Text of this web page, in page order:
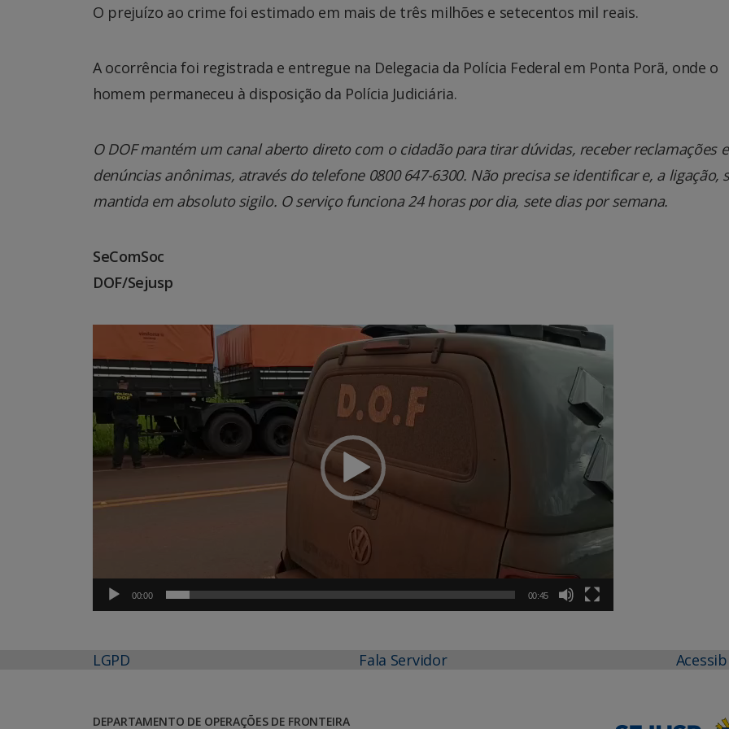
O prejuízo ao crime foi estimado em mais de três milhões e setecentos mil reais.
A ocorrência foi registrada e entregue na Delegacia da Polícia Federal em Ponta Porã, onde o
homem permaneceu à disposição da Polícia Judiciária.
O DOF mantém um canal aberto direto com o cidadão para tirar dúvidas, receber reclamações e
denúncias anônimas, através do telefone 0800 647-6300. Não precisa se identificar e, a ligação,
mantida em absoluto sigilo. O serviço funciona 24 horas por dia, sete dias por semana.
SeComSoc
DOF/Sejusp
Tocador
vídeo
00:00 00:45
LGPD Fala Servidor
DEPARTAMENTO DE OPERAÇÕES DE FRONTEIRA